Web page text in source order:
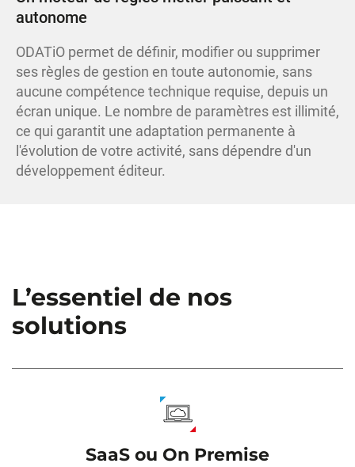
autonome
ODATiO permet de définir, modifier ou supprimer
ses règles de gestion en toute autonomie, sans
aucune compétence technique requise, depuis un
écran unique. Le nombre de paramètres est illimité,
ce qui garantit une adaptation permanente à
l'évolution de votre activité, sans dépendre d'un
développement éditeur.
L’essentiel de nos
solutions
SaaS ou On Premise